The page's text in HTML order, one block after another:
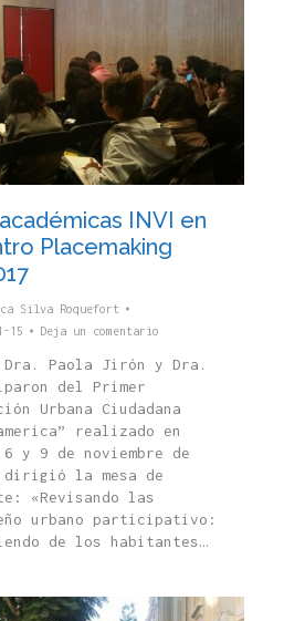
INVI en
Placemaking
Silva Roquefort
15 Deja un comentario
Dra. Paola Jirón y Dra.
del Primer
Urbana Ciudadana
realizado en
y 9 de noviembre de
la mesa de
«Revisando las
urbano participativo:
de los habitantes…